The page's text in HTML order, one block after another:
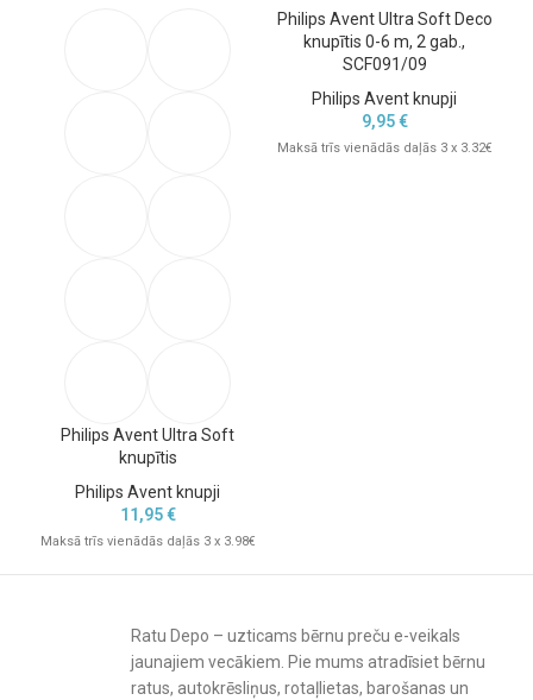
Philips Avent Ultra Soft
knupītis
Philips Avent knupji
11,95€
Maksā trīs vienādās daļās 3 x 3.98€
Philips Avent Ultra Soft Deco
knupītis 0-6 m, 2 gab.,
SCF091/09
Philips Avent knupji
9,95€
Maksā trīs vienādās daļās 3 x 3.32€
Ratu Depo – uzticams bērnu preču e-veikals
jaunajiem vecākiem. Pie mums atradīsiet bērnu
ratus, autokrēsliņus, rotaļlietas, barošanas un